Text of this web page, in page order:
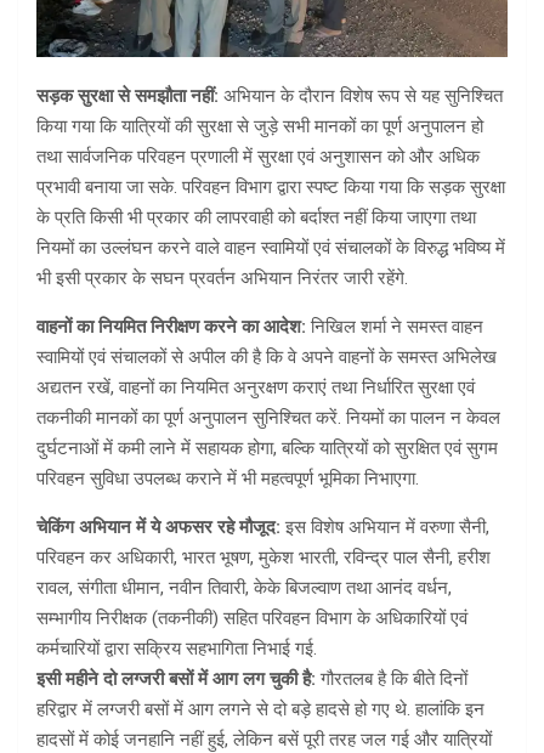
सड़क सुरक्षा से समझौता नहीं: अभियान के दौरान विशेष रूप से यह सुनिश्चित
किया गया कि यात्रियों की सुरक्षा से जुड़े सभी मानकों का पूर्ण अनुपालन हो
तथा सार्वजनिक परिवहन प्रणाली में सुरक्षा एवं अनुशासन को और अधिक
प्रभावी बनाया जा सके. परिवहन विभाग द्वारा स्पष्ट किया गया कि सड़क सुरक्षा
के प्रति किसी भी प्रकार की लापरवाही को बर्दाश्त नहीं किया जाएगा तथा
नियमों का उल्लंघन करने वाले वाहन स्वामियों एवं संचालकों के विरुद्ध भविष्य में
भी इसी प्रकार के सघन प्रवर्तन अभियान निरंतर जारी रहेंगे.
वाहनों का नियमित निरीक्षण करने का आदेश:निखिल शर्मा ने समस्त वाहन
स्वामियों एवं संचालकों से अपील की है कि वे अपने वाहनों के समस्त अभिलेख
अद्यतन रखें, वाहनों का नियमित अनुरक्षण कराएं तथा निर्धारित सुरक्षा एवं
तकनीकी मानकों का पूर्ण अनुपालन सुनिश्चित करें. नियमों का पालन न केवल
दुर्घटनाओं में कमी लाने में सहायक होगा, बल्कि यात्रियों को सुरक्षित एवं सुगम
परिवहन सुविधा उपलब्ध कराने में भी महत्वपूर्ण भूमिका निभाएगा.
चेकिंग अभियान में ये अफसर रहे मौजूद:इस विशेष अभियान में वरुणा सैनी,
परिवहन कर अधिकारी, भारत भूषण, मुकेश भारती, रविन्द्र पाल सैनी, हरीश
रावल, संगीता धीमान, नवीन तिवारी, केके बिजल्वाण तथा आनंद वर्धन,
सम्भागीय निरीक्षक (तकनीकी) सहित परिवहन विभाग के अधिकारियों एवं
कर्मचारियों द्वारा सक्रिय सहभागिता निभाई गई.
इसी महीने दो लग्जरी बसों में आग लग चुकी है:गौरतलब है कि बीते दिनों
हरिद्वार में लग्जरी बसों में आग लगने से दो बड़े हादसे हो गए थे. हालांकि इन
हादसों में कोई जनहानि नहीं हुई, लेकिन बसें पूरी तरह जल गई और यात्रियों